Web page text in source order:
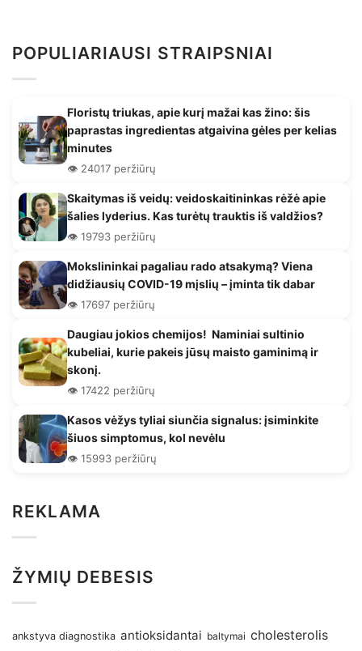
POPULIARIAUSI STRAIPSNIAI
Floristų triukas, apie kurį mažai kas žino: šis
paprastas ingredientas atgaivina gėles per kelias
minutes
👁️ 24017 peržiūrų
Skaitymas iš veidų: veidoskaitininkas rėžė apie
šalies lyderius. Kas turėtų trauktis iš valdžios?
👁️ 19793 peržiūrų
Mokslininkai pagaliau rado atsakymą? Viena
didžiausių COVID-19 mįslių – įminta tik dabar
👁️ 17697 peržiūrų
Daugiau jokios chemijos! Naminiai sultinio
kubeliai, kurie pakeis jūsų maisto gaminimą ir
skonį.
👁️ 17422 peržiūrų
Kasos vėžys tyliai siunčia signalus: įsiminkite
šiuos simptomus, kol nevėlu
👁️ 15993 peržiūrų
REKLAMA
ŽYMIŲ DEBESIS
ankstyva diagnostika antioksidantai baltymai cholesterolis